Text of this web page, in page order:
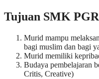
Tujuan SMK
Murid mampu
bagi muslim dan bagi
Murid memiliki
Budaya pembelajaran
Critis, Creative)